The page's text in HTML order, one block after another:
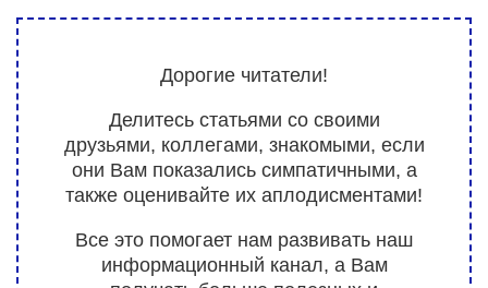
Дорогие читатели!
Делитесь статьями со своими
друзьями, коллегами, знакомыми, если
они Вам показались симпатичными, а
также оценивайте их аплодисментами!
Все это помогает нам развивать наш
информационный канал, а Вам